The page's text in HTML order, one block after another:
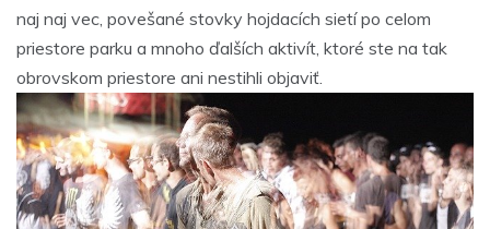
naj naj vec, povešané stovky hojdacích sietí po celom
priestore parku a mnoho ďalších aktivít, ktoré ste na tak
obrovskom priestore ani nestihli objaviť.